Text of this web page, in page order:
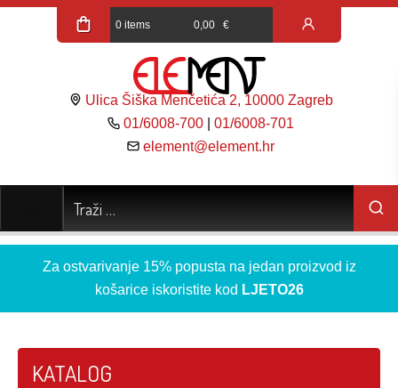
0 items 0,00 €
Ulica Šiška Menčetića 2, 10000 Zagreb
01/6008-700 |01/6008-701
element@element.hr
Za ostvarivanje 15% popusta na jedan proizvod iz
košarice iskoristite kod LJETO26
KATALOG